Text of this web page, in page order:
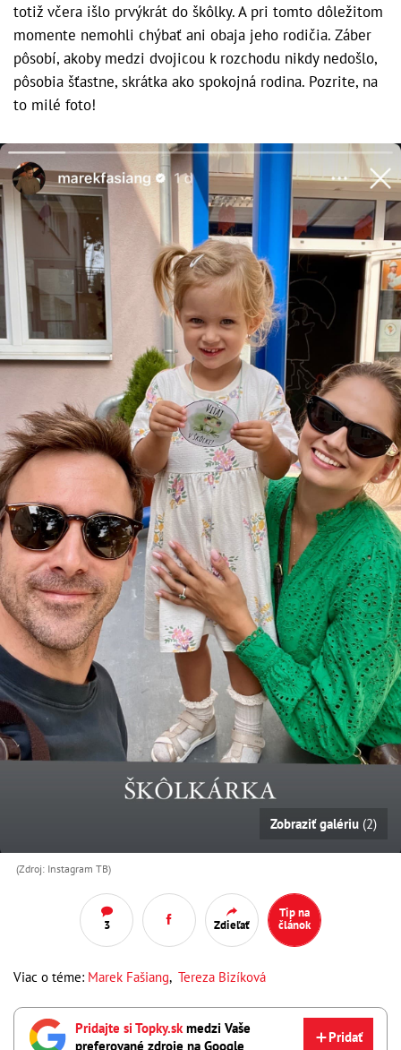
totiž včera išlo prvýkrát do škôlky. A pri tomto dôležitom
momente nemohli chýbať ani obaja jeho rodičia. Záber
pôsobí, akoby medzi dvojicou k rozchodu nikdy nedošlo,
pôsobia šťastne, skrátka ako spokojná rodina. Pozrite, na
to milé foto!
Zobraziť galériu (2)
(Zdroj: Instagram TB)
3 Zdieľať
Tip na
článok
Viac o téme: Marek Fašiang, Tereza Bizíková
Pridajte si Topky.sk medzi Vaše
preferované zdroje na Google
Pridať